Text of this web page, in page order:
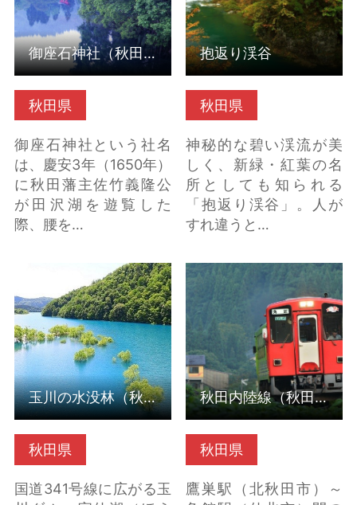
秋田県
御座石神社という社名
は、慶安3年（1650年）
に秋田藩主佐竹義隆公
が田沢湖を遊覧した
際、腰を…
御座石神社（秋田県仙北市）
秋田県
神秘的な碧い渓流が美
しく、新緑・紅葉の名
所としても知られる
「抱返り渓谷」。人が
すれ違うと…
抱返り渓谷
秋田県
国道341号線に広がる玉
玉川の水没林（秋田県
仙北市） の詳細はこち
ら
玉川の水没林（秋田県仙北市）
秋田県
鷹巣駅（北秋田市）～
秋田内陸線（秋田県北
秋田市） の詳細はこち
ら
秋田内陸線（秋田県北秋田市）